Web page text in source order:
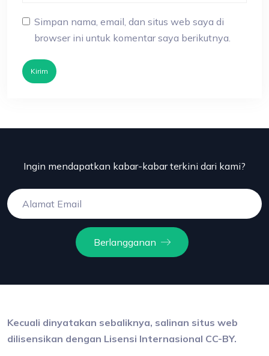
Simpan nama, email, dan situs web saya di
browser ini untuk komentar saya berikutnya.
Kirim
Ingin mendapatkan kabar-kabar terkini dari kami?
Berlangganan
Kecuali dinyatakan sebaliknya, salinan situs web
dilisensikan dengan Lisensi Internasional CC-BY.